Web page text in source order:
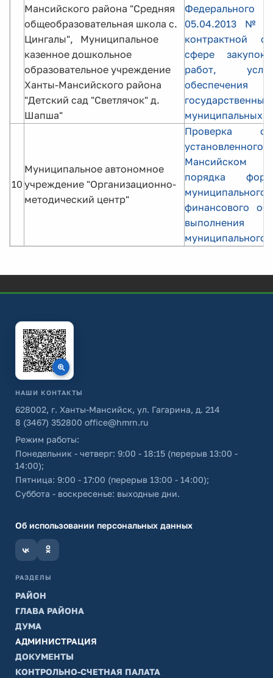
Мансийского района "Средняя
общеобразовательная школа с.
Цингалы", Муниципальное
казенное дошкольное
образовательное учреждение
Ханты-Мансийского района
"Детский сад "Светлячок" д.
Шапша"
Федерального
05.04.2013 №
контрактной
сфере закупок
работ,
обеспечения
муниципальных
10
Муниципальное автономное
учреждение "Организационно-
методический центр"
Проверка
Мансийском
порядка
муниципального
финансового
выполнения
муниципального
НАШИ КОНТАКТЫ
628002, г. Ханты-Мансийск, ул. Гагарина, д. 214
8 (3467) 352800 office@hmrn.ru
Режим работы:
Понедельник - четверг: 9:00 - 18:15 (перерыв 13:00 -
14:00);
Пятница: 9:00 - 17:00 (перерыв 13:00 - 14:00);
Суббота - воскресенье: выходные дни.
Об использовании персональных данных
РАЗДЕЛЫ
РАЙОН
ГЛАВА РАЙОНА
ДУМА
АДМИНИСТРАЦИЯ
ДОКУМЕНТЫ
КОНТРОЛЬНО-СЧЕТНАЯ ПАЛАТА